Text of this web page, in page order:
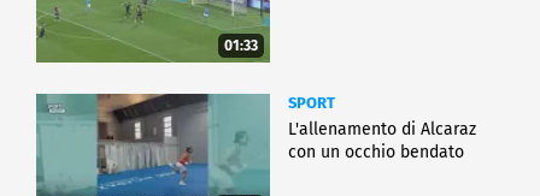
01:33
SPORT
L'allenamento di Alcaraz
con un occhio bendato